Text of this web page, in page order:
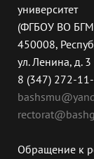
университет
(ФГБОУ ВО
450008,
ул. Ленина, д. 3
8 (347) 272-
Обращение к